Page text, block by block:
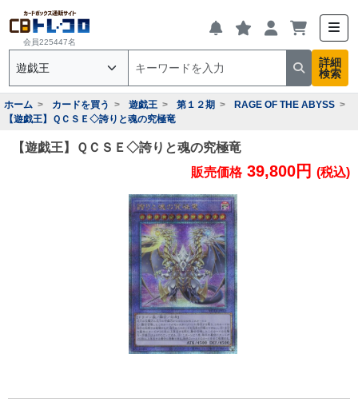
会員225447名
詳細
検索
ホーム カードを買う 遊戯王 第１２期
RAGE OF THE ABYSS
【遊戯王】ＱＣＳＥ◇誇りと魂の究極竜
【遊戯王】ＱＣＳＥ◇誇りと魂の究極竜
販売価格 39,800円 (税込)